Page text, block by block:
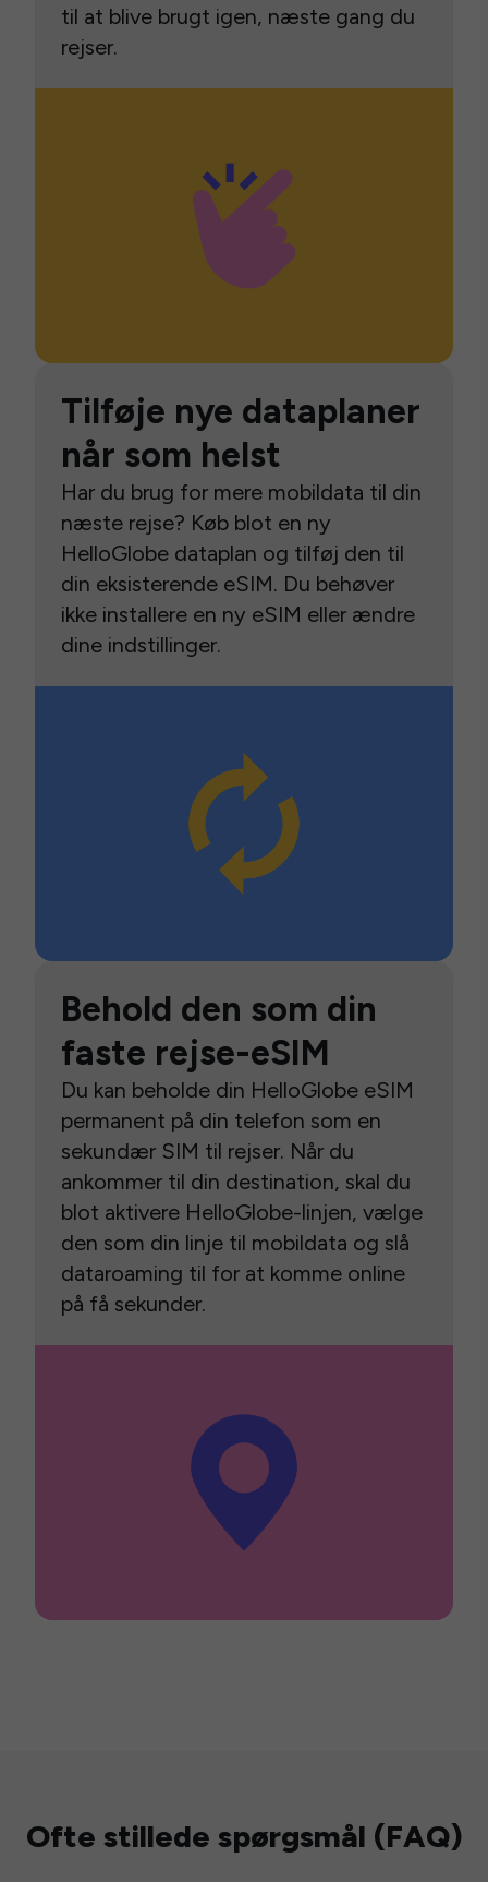
til at blive brugt igen, næste gang du
rejser.
Tilføje nye dataplaner
når som helst
Har du brug for mere mobildata til din
næste rejse? Køb blot en ny
HelloGlobe dataplan og tilføj den til
din eksisterende eSIM. Du behøver
ikke installere en ny eSIM eller ændre
dine indstillinger.
Behold den som din
faste rejse-eSIM
Du kan beholde din HelloGlobe eSIM
permanent på din telefon som en
sekundær SIM til rejser. Når du
ankommer til din destination, skal du
blot aktivere HelloGlobe-linjen, vælge
den som din linje til mobildata og slå
dataroaming til for at komme online
på få sekunder.
Ofte stillede spørgsmål (FAQ)